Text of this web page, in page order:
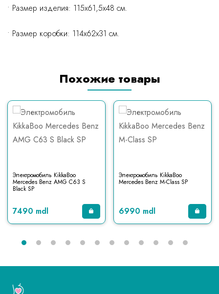
• Размер изделия: 115x61,5x48 см.
• Размер коробки: 114x62x31 см.
Похожие товары
Электромобиль KikkaBoo
Mercedes Benz AMG C63 S
Black SP
7490 mdl
Электромобиль KikkaBoo
Mercedes Benz M-Class SP
6990 mdl